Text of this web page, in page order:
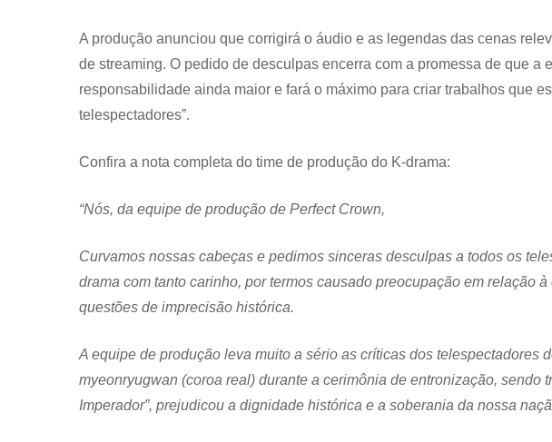
A produção anunciou que corrigirá o áudio e as legendas das cenas
de streaming. O pedido de desculpas encerra com a promessa de que a
responsabilidade ainda maior e fará o máximo para criar trabalhos que
telespectadores”.
Confira a nota completa do time de produção do K-drama:
“Nós, da equipe de produção de Perfect Crown,
Curvamos nossas cabeças e pedimos sinceras desculpas a todos os
drama com tanto carinho, por termos causado preocupação em relação
questões de imprecisão histórica.
A equipe de produção leva muito a sério as críticas dos telespectadores
myeonryugwan (coroa real) durante a cerimônia de entronização, sendo
Imperador”, prejudicou a dignidade histórica e a soberania da nossa